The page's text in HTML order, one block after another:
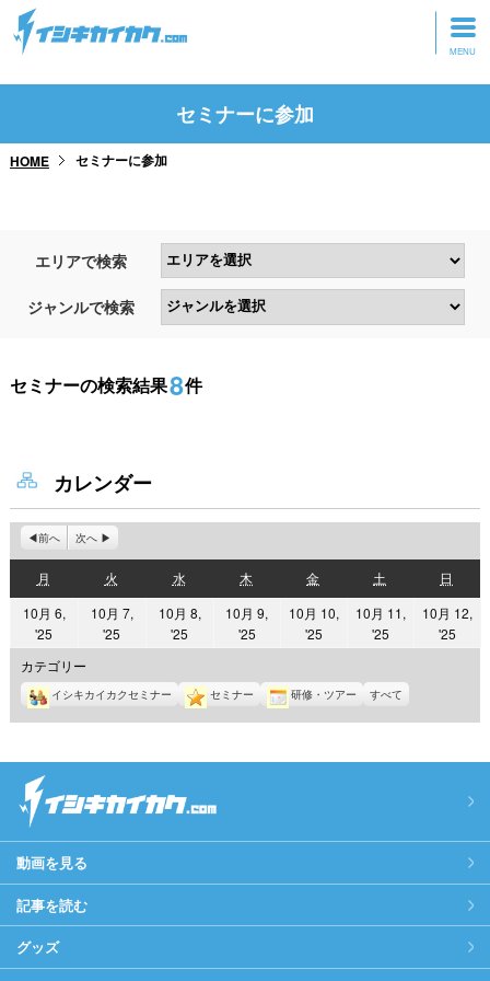
トップページ
研修・ツアーに参加
セミナーに参加
HOME セミナーに参加
エリアで検索
ジャンルで検索
セミナーの検索結果8件
カレンダー
前へ 次へ
月
曜
日
火
曜
日
水水
曜
日
木
曜
日
金金
曜
日
土
曜
日
日
曜
日
10月 6,
'25
年
10
月
6
10月 7,
'25
10
月
7
10月 8,
'25
10
月
8
10月 9,
'252025
10
月
9
10月 10,
'252025
10
月
10
10月 11,
'252025
10
月
11
10月 12,
'252025
12
カテゴリー
イシキカイカクセミナー セミナー 研修・ツアー すべて
動画を見る
記事を読む
グッズ